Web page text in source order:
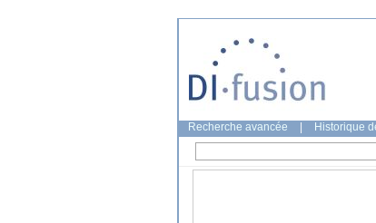
Recherche avancée Historique